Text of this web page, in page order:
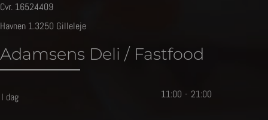
Cvr. 16524409
Havnen 1.3250 Gilleleje
Adamsens Deli / Fastfood
I dag 11:00 - 21:00